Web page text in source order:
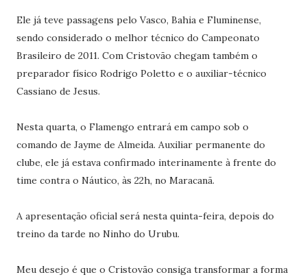
Ele já teve passagens pelo Vasco, Bahia e Fluminense,
sendo considerado o melhor técnico do Campeonato
Brasileiro de 2011. Com Cristovão chegam também o
preparador físico Rodrigo Poletto e o auxiliar-técnico
Cassiano de Jesus.
Nesta quarta, o Flamengo entrará em campo sob o
comando de Jayme de Almeida. Auxiliar permanente do
clube, ele já estava confirmado interinamente à frente do
time contra o Náutico, às 22h, no Maracanã.
A apresentação oficial será nesta quinta-feira, depois do
treino da tarde no Ninho do Urubu.
Meu desejo é que o Cristovão consiga transformar a forma